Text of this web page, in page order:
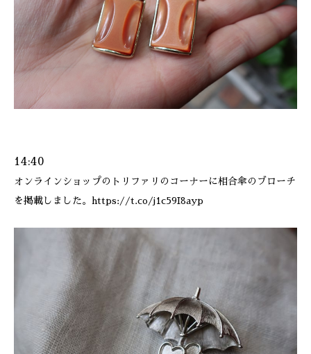
14:40
オンラインショップのトリファリのコーナーに相合傘のブローチ
を掲載しました。https://t.co/j1c59I8ayp